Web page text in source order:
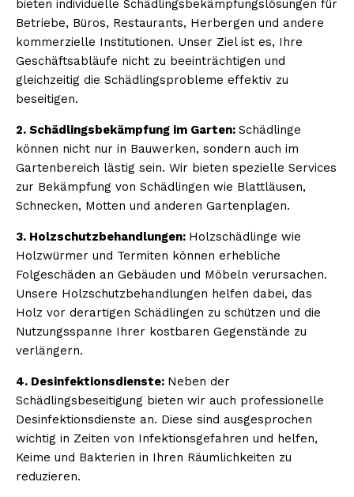
bieten individuelle Schädlingsbekämpfungslösungen für
Betriebe, Büros, Restaurants, Herbergen und andere
kommerzielle Institutionen. Unser Ziel ist es, Ihre
Geschäftsabläufe nicht zu beeinträchtigen und
gleichzeitig die Schädlingsprobleme effektiv zu
beseitigen.
2. Schädlingsbekämpfung im Garten: Schädlinge
können nicht nur in Bauwerken, sondern auch im
Gartenbereich lästig sein. Wir bieten spezielle Services
zur Bekämpfung von Schädlingen wie Blattläusen,
Schnecken, Motten und anderen Gartenplagen.
3. Holzschutzbehandlungen: Holzschädlinge wie
Holzwürmer und Termiten können erhebliche
Folgeschäden an Gebäuden und Möbeln verursachen.
Unsere Holzschutzbehandlungen helfen dabei, das
Holz vor derartigen Schädlingen zu schützen und die
Nutzungsspanne Ihrer kostbaren Gegenstände zu
verlängern.
4. Desinfektionsdienste: Neben der
Schädlingsbeseitigung bieten wir auch professionelle
Desinfektionsdienste an. Diese sind ausgesprochen
wichtig in Zeiten von Infektionsgefahren und helfen,
Keime und Bakterien in Ihren Räumlichkeiten zu
reduzieren.